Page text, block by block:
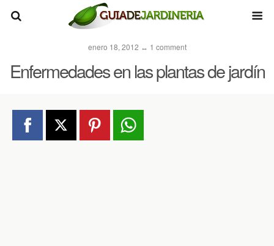
enero 18, 2012 ↔ 1 comment
Enfermedades en las plantas de jardín